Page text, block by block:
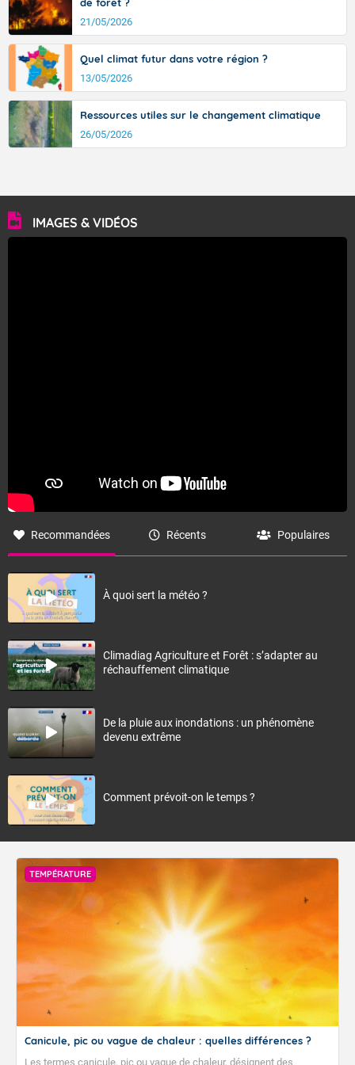
21/05/2026
Quel climat futur dans votre région ?
13/05/2026
Ressources utiles sur le changement climatique
26/05/2026
IMAGES & VIDÉOS
Recommandées Récents Populaires
À quoi sert la météo ?
Climadiag Agriculture et Forêt : s’adapter au
réchauffement climatique
De la pluie aux inondations : un phénomène
devenu extrême
Comment prévoit-on le temps ?
TEMPÉRATURE
Canicule, pic ou vague de chaleur : quelles différences ?
Les termes canicule, pic ou vague de chaleur, désignent des